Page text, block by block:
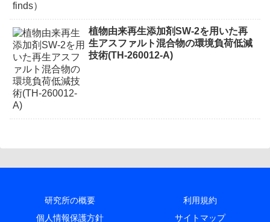
植物由来再生添加剤SW-2を用いた再
生アスファルト混合物の環境負荷低減
技術(TH-260012-A)
研究所の概要
利用規約
個人情報保護方針
サイトマップ